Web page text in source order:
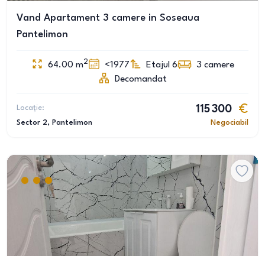
Vand Apartament 3 camere in Soseaua
Pantelimon
64.00 m2 <1977 Etajul 6 3 camere
Decomandat
Locație:
Sector 2, Pantelimon
115 300
Negociabil